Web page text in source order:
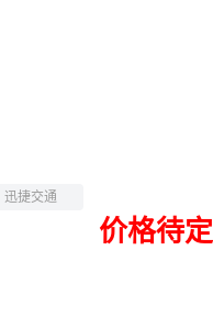
迅捷交通
价格待定